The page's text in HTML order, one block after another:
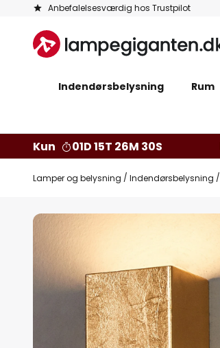
Anbefalelsesværdig hos Trustpilot
Skip
Content
Indendørsbelysning Rum
Kun 01D 15T 26M 29S
Lamper og belysning Indendørsbelysning
Gå
slutningen
billedgalleriet